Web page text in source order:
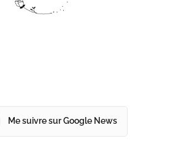
Me suivre sur Google News